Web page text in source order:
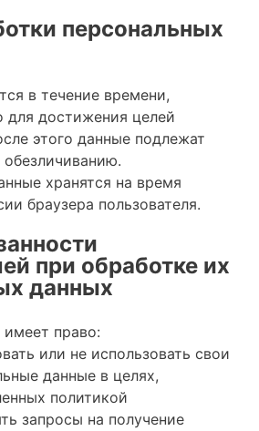
персональных
в течение времени,
для достижения целей
этого данные подлежат
хранятся на время
браузера пользователя.
при обработке их
данных
имеет право:
или не использовать свои
данные в целях,
политикой
запросы на получение